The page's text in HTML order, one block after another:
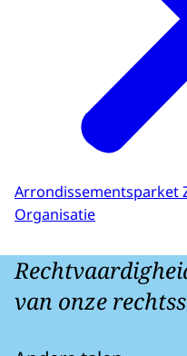
Arrondissementsparket
Organisatie
van onze